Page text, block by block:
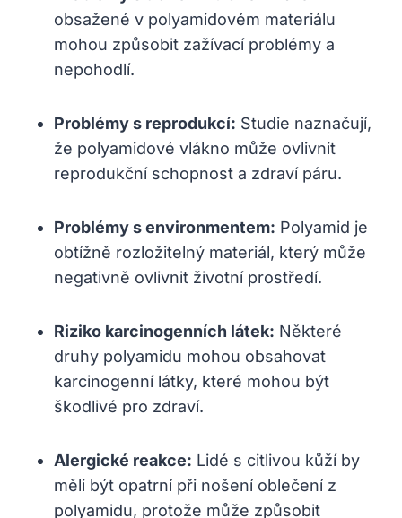
obsažené v polyamidovém materiálu
mohou způsobit zažívací problémy a
nepohodlí.
Problémy s reprodukcí: Studie naznačují,
že polyamidové vlákno může ovlivnit
reprodukční schopnost a zdraví páru.
Problémy s environmentem: Polyamid je
obtížně rozložitelný materiál, který může
negativně ovlivnit životní prostředí.
Riziko karcinogenních látek: Některé
druhy polyamidu mohou obsahovat
karcinogenní látky, které mohou být
škodlivé pro zdraví.
Alergické reakce: Lidé s citlivou kůží by
měli být opatrní při nošení oblečení z
polyamidu, protože může způsobit